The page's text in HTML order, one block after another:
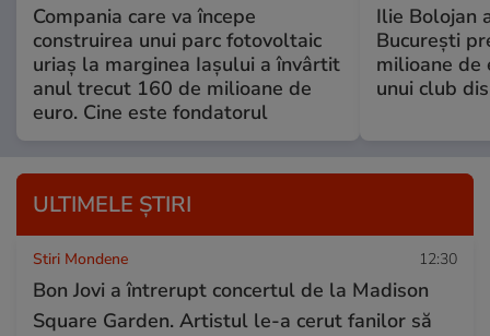
Compania care va începe
construirea unui parc fotovoltaic
uriaș la marginea Iașului a învârtit
anul trecut 160 de milioane de
euro. Cine este fondatorul
Ilie Bolojan
București
milioane de
unui club
ULTIMELE ȘTIRI
Stiri Mondene 12:30
Bon Jovi a întrerupt concertul de la Madison
Square Garden. Artistul le-a cerut fanilor să